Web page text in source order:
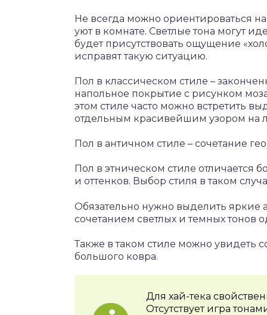
Не всегда можно ориентироваться
уют в комнате. Светлые тона могут
будет присутствовать ощущение
исправят такую ситуацию.
Пол в классическом стиле –
напольное покрытие с рисунком
этом стиле часто можно встретить
отдельным красивейшим узором на
Пол в античном стиле – сочетание
Пол в этническом стиле отличается
и оттенков. Выбор стиля в таком
Обязательно нужно выделить яркие
сочетанием светлых и темных тонов
Также в таком стиле можно увидеть
большого ковра.
Для хай-тека
Отсутствует игра